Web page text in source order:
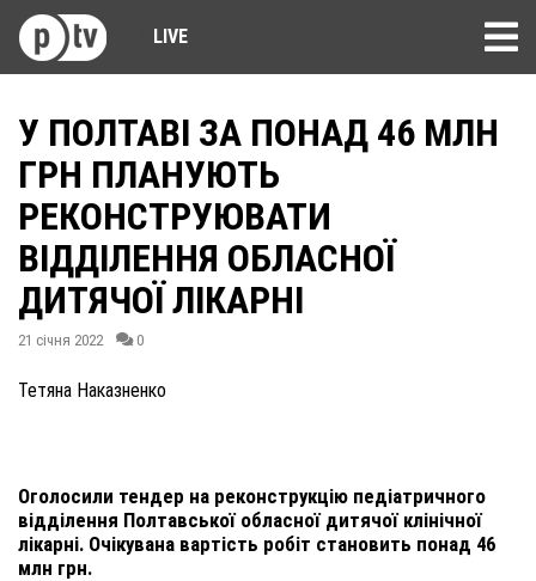
LIVE
У ПОЛТАВІ ЗА ПОНАД 46 МЛН
ГРН ПЛАНУЮТЬ
РЕКОНСТРУЮВАТИ
ВІДДІЛЕННЯ ОБЛАСНОЇ
ДИТЯЧОЇ ЛІКАРНІ
21 січня 2022 0
Тетяна Наказненко
Оголосили тендер на реконструкцію педіатричного
відділення Полтавської обласної дитячої клінічної
лікарні. Очікувана вартість робіт становить понад 46
млн грн.